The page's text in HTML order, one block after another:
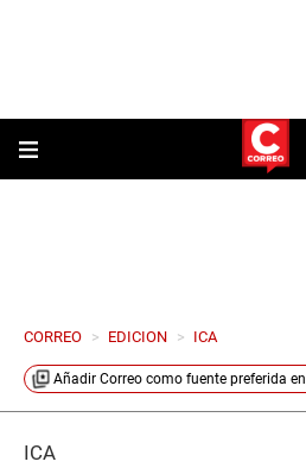
CORREO > EDICION > ICA
Añadir Correo como fuente preferida en
ICA